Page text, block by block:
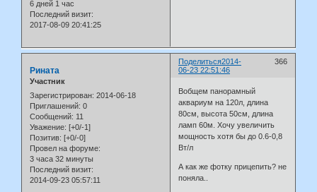
6 дней 1 час
Последний визит:
2017-08-09 20:41:25
Поделиться 366
2014-
06-23 22:51:46
Рината
Участник
Зарегистрирован: 2014-06-18
Приглашений: 0
Сообщений: 11
Уважение: [+0/-1]
Позитив: [+0/-0]
Провел на форуме:
3 часа 32 минуты
Последний визит:
2014-09-23 05:57:11
Вобщем панорамный
аквариум на 120л, длина
80см, высота 50см, длина
ламп 60м. Хочу увеличить
мощность хотя бы до 0.6-0,8
Вт/л
А как же фотку прицепить? не
поняла..